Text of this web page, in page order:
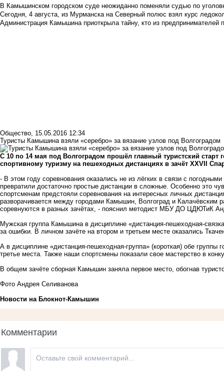
В Камышинском городском суде неожиданно поменяли судью по
Сегодня, 4 августа, из Мурманска на Северный полюс взял курс
Администрация Камышина приоткрыла тайну, кто из предпринимателей
Общество, 15.05.2016 12:34
Туристы Камышина взяли «серебро» за вязание узлов под Волгоградом
С 10 по 14 мая под Волгоградом прошёл главный туристский
спортивному туризму на пешеходных дистанциях в зачёт XXVII
- В этом году соревнования оказались не из лёгких в связи с
превратили достаточно простые дистанции в сложные. Особенно это
спортсменам предстояли соревнования на интересных личных
разворачивается между городами Камышин, Волгоград и Калачёвским
соревнуются в разных зачётах, - пояснил методист МБУ ДО ЦДЮТиК
Мужская группа Камышина в дисциплине «дистанция-пешеходная-
за ошибки. В личном зачёте на втором и третьем месте оказались
А в дисциплине «дистанция-пешеходная-группа» (короткая) обе группы
третье места. Также наши спортсмены показали свое мастерство в
В общем зачёте сборная Камышин заняла первое место, обогнав
Фото Андрея Селиванова
Новости на Блoкнoт-Камышин
Комментарии